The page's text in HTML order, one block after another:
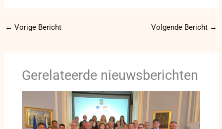
← Vorige Bericht Volgende Bericht →
Gerelateerde nieuwsberichten